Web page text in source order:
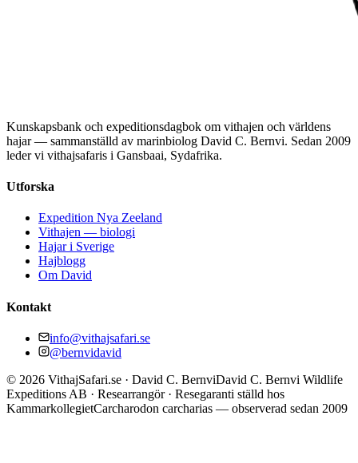
Kunskapsbank och expeditionsdagbok om vithajen och världens
hajar — sammanställd av marinbiolog David C. Bernvi. Sedan 2009
leder vi vithajsafaris i Gansbaai, Sydafrika.
Utforska
Expedition Nya Zeeland
Vithajen — biologi
Hajar i Sverige
Hajblogg
Om David
Kontakt
info@vithajsafari.se
@bernvidavid
© 2026 VithajSafari.se · David C. BernviDavid C. Bernvi Wildlife
Expeditions AB · Researrangör · Resegaranti ställd hos
KammarkollegietCarcharodon carcharias — observerad sedan 2009